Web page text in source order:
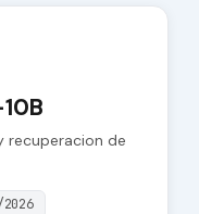
recuperacion de